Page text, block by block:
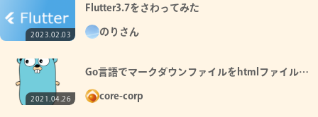
2023.02.03
Flutter3.7をさわってみた
のりさん
2021.04.26
Go言語でマークダウンファイルをhtmlファイルに
変換する処理を作る
core-corp